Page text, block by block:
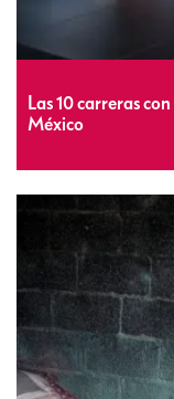
Las 10 carreras
México